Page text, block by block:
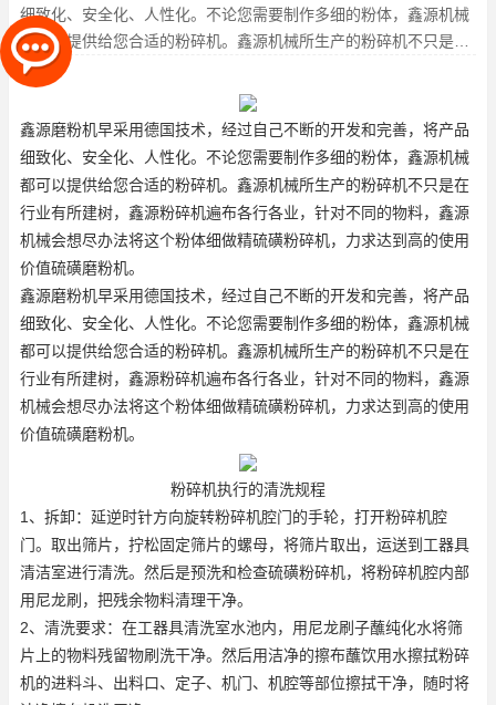
细致化、安全化、人性化。不论您需要制作多细的粉体，鑫源机械
都可以提供给您合适的粉碎机。鑫源机械所生产的粉碎机不只是在
行业有所建树，鑫源粉碎机遍
鑫源磨粉机早采用德国技术，经过自己不断的开发和完善，将产品
细致化、安全化、人性化。不论您需要制作多细的粉体，鑫源机械
都可以提供给您合适的粉碎机。鑫源机械所生产的粉碎机不只是在
行业有所建树，鑫源粉碎机遍布各行各业，针对不同的物料，鑫源
机械会想尽办法将这个粉体细做精硫磺粉碎机，力求达到高的使用
价值硫磺磨粉机。
鑫源磨粉机早采用德国技术，经过自己不断的开发和完善，将产品
细致化、安全化、人性化。不论您需要制作多细的粉体，鑫源机械
都可以提供给您合适的粉碎机。鑫源机械所生产的粉碎机不只是在
行业有所建树，鑫源粉碎机遍布各行各业，针对不同的物料，鑫源
机械会想尽办法将这个粉体细做精硫磺粉碎机，力求达到高的使用
价值硫磺磨粉机。
粉碎机执行的清洗规程
1、拆卸：延逆时针方向旋转粉碎机腔门的手轮，打开粉碎机腔
门。取出筛片，拧松固定筛片的螺母，将筛片取出，运送到工器具
清洁室进行清洗。然后是预洗和检查硫磺粉碎机，将粉碎机腔内部
用尼龙刷，把残余物料清理干净。
2、清洗要求：在工器具清洗室水池内，用尼龙刷子蘸纯化水将筛
片上的物料残留物刷洗干净。然后用洁净的擦布蘸饮用水擦拭粉碎
机的进料斗、出料口、定子、机门、机腔等部位擦拭干净，随时将